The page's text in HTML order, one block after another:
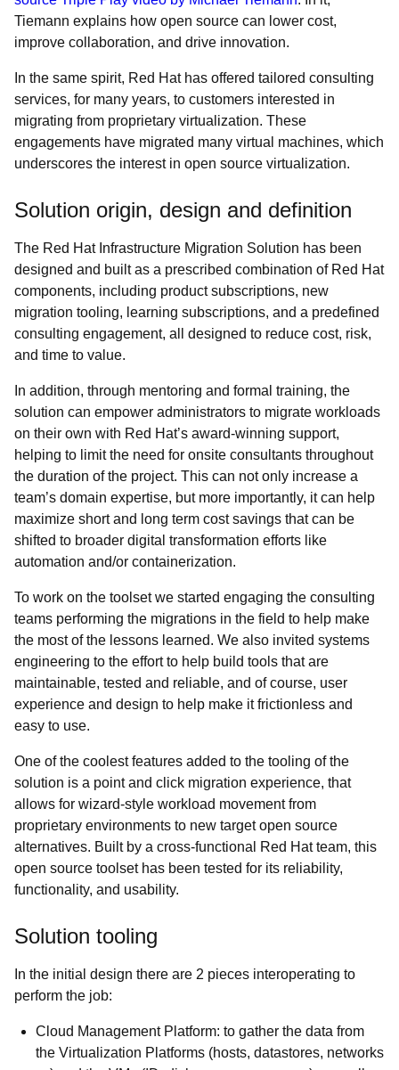
Tiemann explains how open source can lower cost,
improve collaboration, and drive innovation.
In the same spirit, Red Hat has offered tailored consulting
services, for many years, to customers interested in
migrating from proprietary virtualization. These
engagements have migrated many virtual machines, which
underscores the interest in open source virtualization.
Solution origin, design and definition
The Red Hat Infrastructure Migration Solution has been
designed and built as a prescribed combination of Red Hat
components, including product subscriptions, new
migration tooling, learning subscriptions, and a predefined
consulting engagement, all designed to reduce cost, risk,
and time to value.
In addition, through mentoring and formal training, the
solution can empower administrators to migrate workloads
on their own with Red Hat’s award-winning support,
helping to limit the need for onsite consultants throughout
the duration of the project. This can not only increase a
team’s domain expertise, but more importantly, it can help
maximize short and long term cost savings that can be
shifted to broader digital transformation efforts like
automation and/or containerization.
To work on the toolset we started engaging the consulting
teams performing the migrations in the field to help make
the most of the lessons learned. We also invited systems
engineering to the effort to help build tools that are
maintainable, tested and reliable, and of course, user
experience and design to help make it frictionless and
easy to use.
One of the coolest features added to the tooling of the
solution is a point and click migration experience, that
allows for wizard-style workload movement from
proprietary environments to new target open source
alternatives. Built by a cross-functional Red Hat team, this
open source toolset has been tested for its reliability,
functionality, and usability.
Solution tooling
In the initial design there are 2 pieces interoperating to
perform the job:
Cloud Management Platform: to gather the data from
the Virtualization Platforms (hosts, datastores, networks